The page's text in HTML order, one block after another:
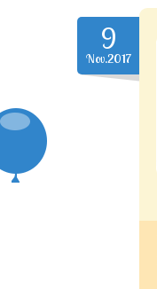
9
Nov.2017